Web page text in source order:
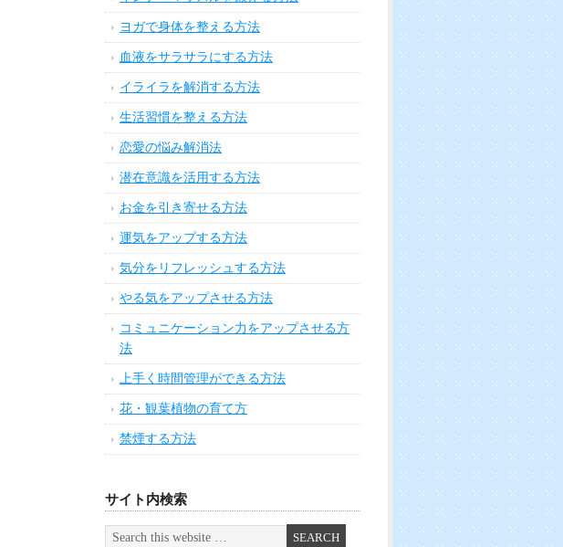
ヨガで身体を整える方法
血液をサラサラにする方法
イライラを解消する方法
生活習慣を整える方法
恋愛の悩み解消法
潜在意識を活用する方法
お金を引き寄せる方法
運気をアップする方法
気分をリフレッシュする方法
やる気をアップさせる方法
コミュニケーション力をアップさせる方
法
上手く時間管理ができる方法
花・観葉植物の育て方
禁煙する方法
サイト内検索